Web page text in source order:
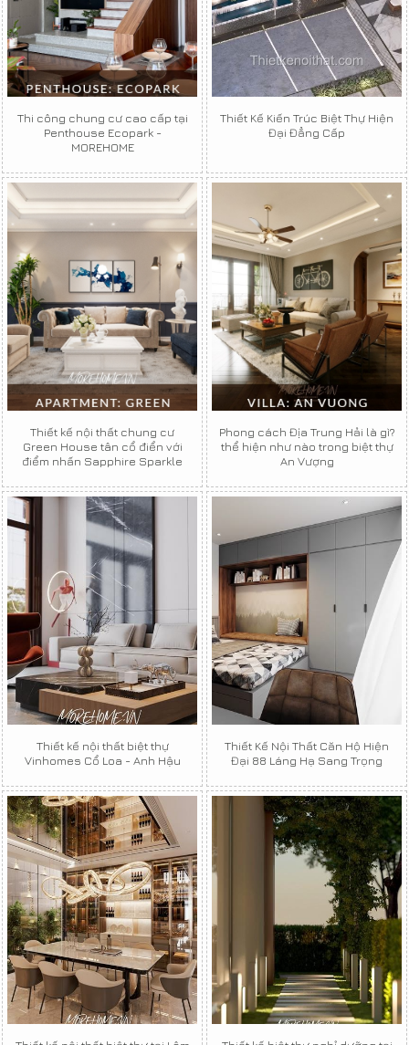
Thi công chung cư cao cấp tại
Penthouse Ecopark -
MOREHOME
Thiết Kế Kiến Trúc Biệt Thự Hiện
Đại Đẳng Cấp
Thiết kế nội thất chung cư
Green House tân cổ điển với
điểm nhấn Sapphire Sparkle
Phong cách Địa Trung Hải là gì?
thể hiện như nào trong biệt thự
An Vượng
Thiết kế nội thất biệt thự
Vinhomes Cổ Loa - Anh Hậu
Thiết Kế Nội Thất Căn Hộ Hiện
Đại 88 Láng Hạ Sang Trọng